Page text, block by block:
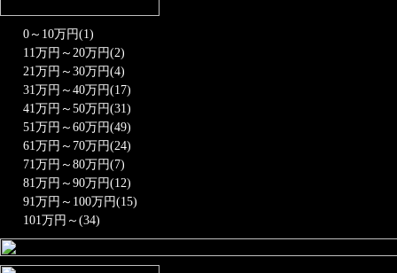
0～10万円(1)
11万円～20万円(2)
21万円～30万円(4)
31万円～40万円(17)
41万円～50万円(31)
51万円～60万円(49)
61万円～70万円(24)
71万円～80万円(7)
81万円～90万円(12)
91万円～100万円(15)
101万円～(34)